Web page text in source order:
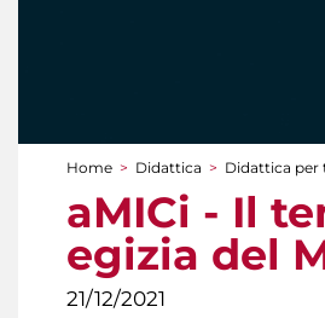
Tu sei qui
Home > Didattica > Didattica per
aMICi - Il
egizia del
21/12/2021